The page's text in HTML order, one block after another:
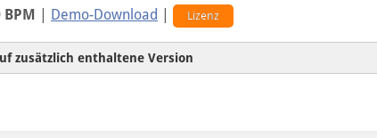
BPM Demo-Download Lizenz
zusätzlich enthaltene Version